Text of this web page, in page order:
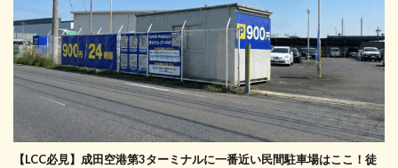
【LCC必見】成田空港第3ターミナルに一番近い民間駐車場はここ！徒